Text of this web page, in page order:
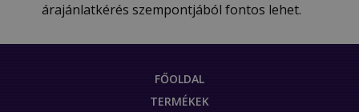
árajánlatkérés szempontjából fontos lehet.
FŐOLDAL
TERMÉKEK